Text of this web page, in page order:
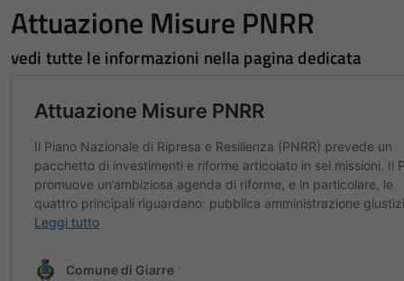
Attuazione Misure PNRR
vedi tutte le informazioni nella pagina dedicata